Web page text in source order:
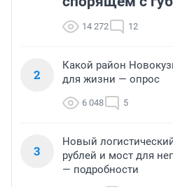
14 272 12
2
Какой район
для жизни — опрос
6 048 5
3
Новый
рублей и мост для
— подробности